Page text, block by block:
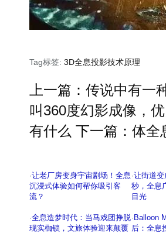
Tag标签: 3D全息投影技术原理
上一篇： 传说中有一
叫360度幻影成像，
有什么 下一篇： 体全
·让老厂房变身宇宙剧场！全息
沉浸式体验如何帮你吸引客
流？
·让街道
秒，全息
目光
·全息造梦时代：当马戏团挣脱
现实枷锁，文旅体验迎来颠覆
· Balloon
后：全息